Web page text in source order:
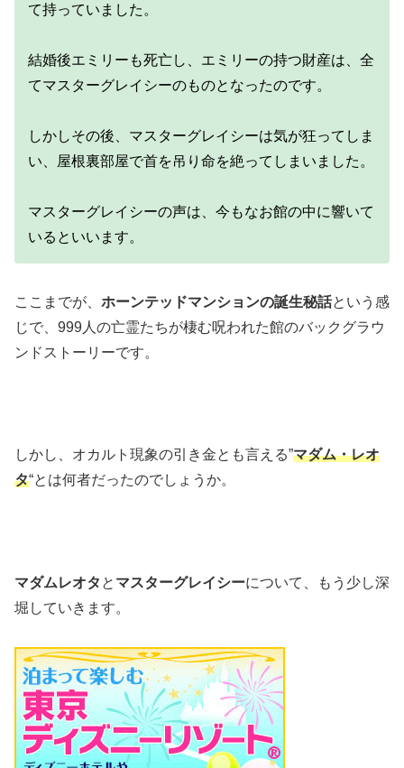
て持っていました。
結婚後エミリーも死亡し、エミリーの持つ財産は、全
てマスターグレイシーのものとなったのです。
しかしその後、マスターグレイシーは気が狂ってしま
い、屋根裏部屋で首を吊り命を絶ってしまいました。
マスターグレイシーの声は、今もなお館の中に響いて
いるといいます。
ここまでが、 ホーンテッドマンションの誕生秘話という感
じで、999人の亡霊たちが棲む呪われた館のバックグラウ
ンドストーリーです。
しかし、オカルト現象の引き金とも言える”マダム・レオ
タ“とは何者だったのでしょうか。
マダムレオタ と マスターグレイシーについて、もう少し深
堀していきます。